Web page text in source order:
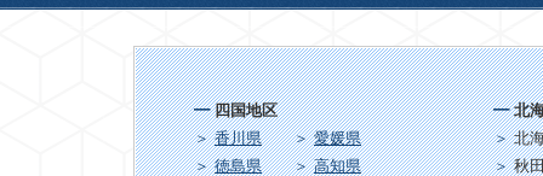
北
北
秋
四国地区
香川県
愛媛県
徳島県
高知県